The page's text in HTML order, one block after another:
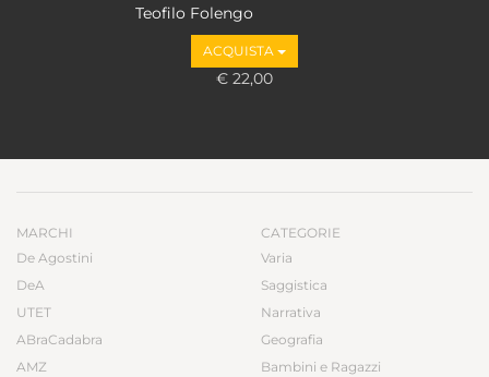
Teofilo Folengo
ACQUISTA
€ 22,00
MARCHI
De Agostini
DeA
UTET
ABraCadabra
AMZ
CATEGORIE
Varia
Saggistica
Narrativa
Geografia
Bambini e Ragazzi